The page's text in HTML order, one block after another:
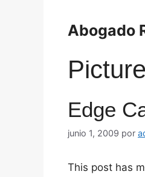
contenido
Abogado
Edge
junio 1, 2009 por
This post has